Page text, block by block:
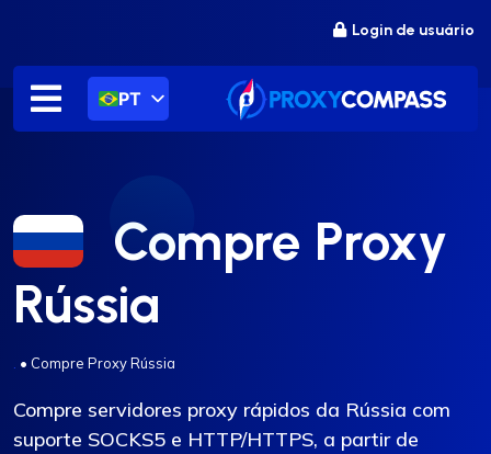
conteúdo
Login de usuário
PT
Compre Proxy
Rússia
• Compre Proxy Rússia
Compre servidores proxy rápidos da Rússia com
suporte SOCKS5 e HTTP/HTTPS, a partir de